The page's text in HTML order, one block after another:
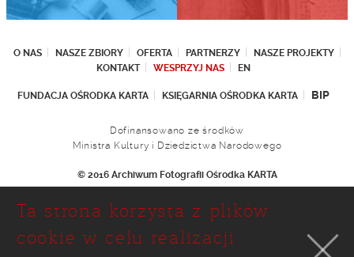
O NAS NASZE ZBIORY OFERTA PARTNERZY
NASZE PROJEKTY
KONTAKT
WESPRZYJ NAS EN
FUNDACJA OŚRODKA KARTA KSIĘGARNIA OŚRODKA KARTA BIP
Dofinansowano ze środków
Ministra Kultury i Dziedzictwa Narodowego
© 2016 Archiwum Fotografii Ośrodka KARTA
Ul. Narbutta 29
02-536 Warszawa
tel.: (+48 22) 646 36 90
Ta strona korzysta z plików
cookie w celu realizacji